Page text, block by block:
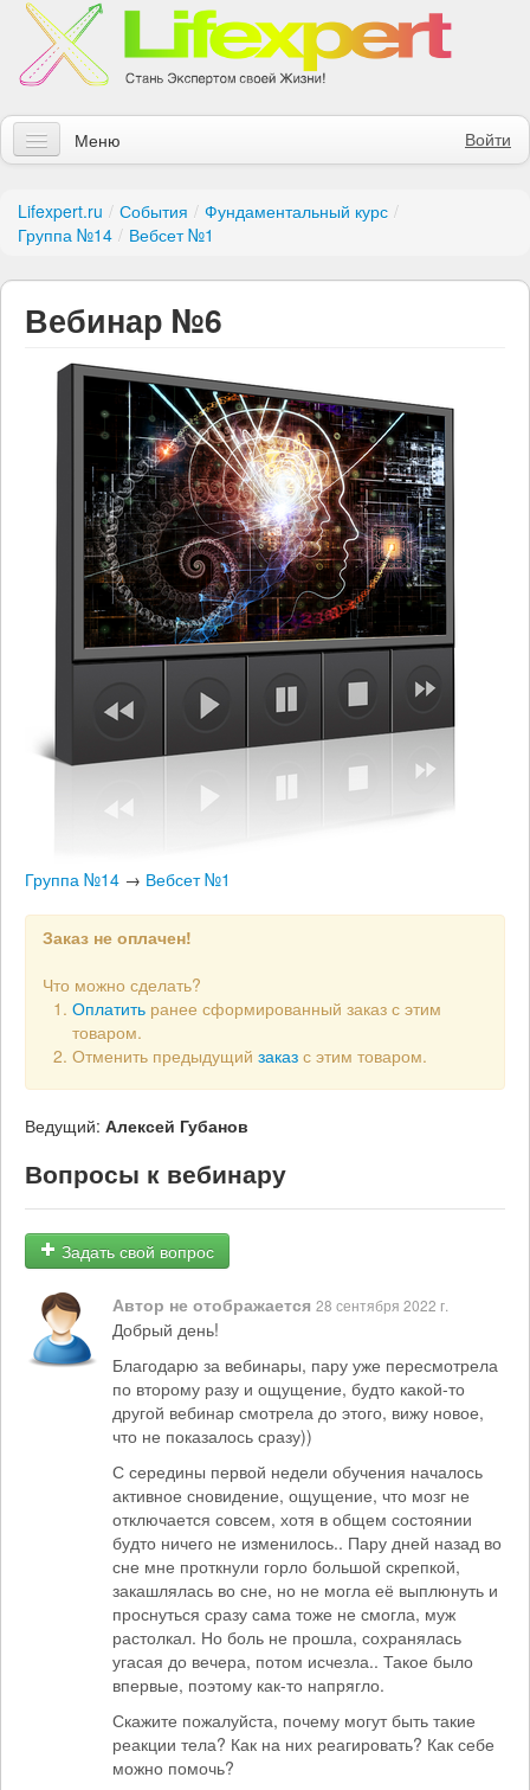
Войти
Меню
Инструменты
Обучение
Контакты
Правила получения заказов
Магазин
Искать
Lifexpert.ru / События / Фундаментальный курс /
Группа №14 / Вебсет №1
Вебинар №6
Группа №14 → Вебсет №1
Заказ не оплачен!
Что можно сделать?
Оплатить ранее сформированный заказ с этим
товаром.
Отменить предыдущий заказ с этим товаром.
Ведущий: Алексей Губанов
Вопросы к вебинару
Задать свой вопрос
Автор не отображается 28 сентября 2022 г.
Добрый день!
Благодарю за вебинары, пару уже пересмотрела
по второму разу и ощущение, будто какой-то
другой вебинар смотрела до этого, вижу новое,
что не показалось сразу))
С середины первой недели обучения началось
активное сновидение, ощущение, что мозг не
отключается совсем, хотя в общем состоянии
будто ничего не изменилось.. Пару дней назад во
сне мне проткнули горло большой скрепкой,
закашлялась во сне, но не могла её выплюнуть и
проснуться сразу сама тоже не смогла, муж
растолкал. Но боль не прошла, сохранялась
угасая до вечера, потом исчезла.. Такое было
впервые, поэтому как-то напрягло.
Скажите пожалуйста, почему могут быть такие
реакции тела? Как на них реагировать? Как себе
можно помочь?